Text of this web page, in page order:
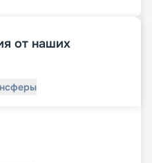
от наших